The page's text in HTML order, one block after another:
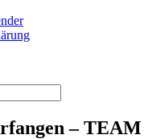
– TEAM